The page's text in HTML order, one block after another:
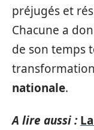
préjugés et
Chacune a
de son temps
nationale.
A lire aussi :